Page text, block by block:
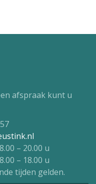
afspraak kunt u
8.00 – 20.00 u
8.00 – 18.00 u
tijden gelden.